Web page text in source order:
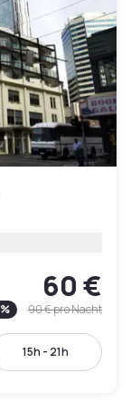
60 €
% 90 €pro Nacht
15h - 21h